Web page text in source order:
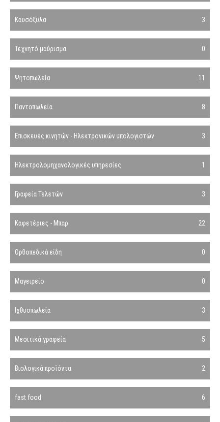
Καυσόξυλα 3
Τεχνητό μαύρισμα 0
Ψητοπωλεία 11
Παντοπωλεία 8
Επισκευές κινητών - Ηλεκτρονικών υπολογιστών 3
Ηλεκτρολομηχανολογικές υπηρεσίες 1
Γραφεία Τελετών 3
Καφετέριες - Μπαρ 22
Ορθοπεδικά είδη 0
Μαγειρείο 0
Ιχθυοπωλεία 3
Μεσιτικά γραφεία 5
Βιολογικά προϊόντα 2
fast food 6